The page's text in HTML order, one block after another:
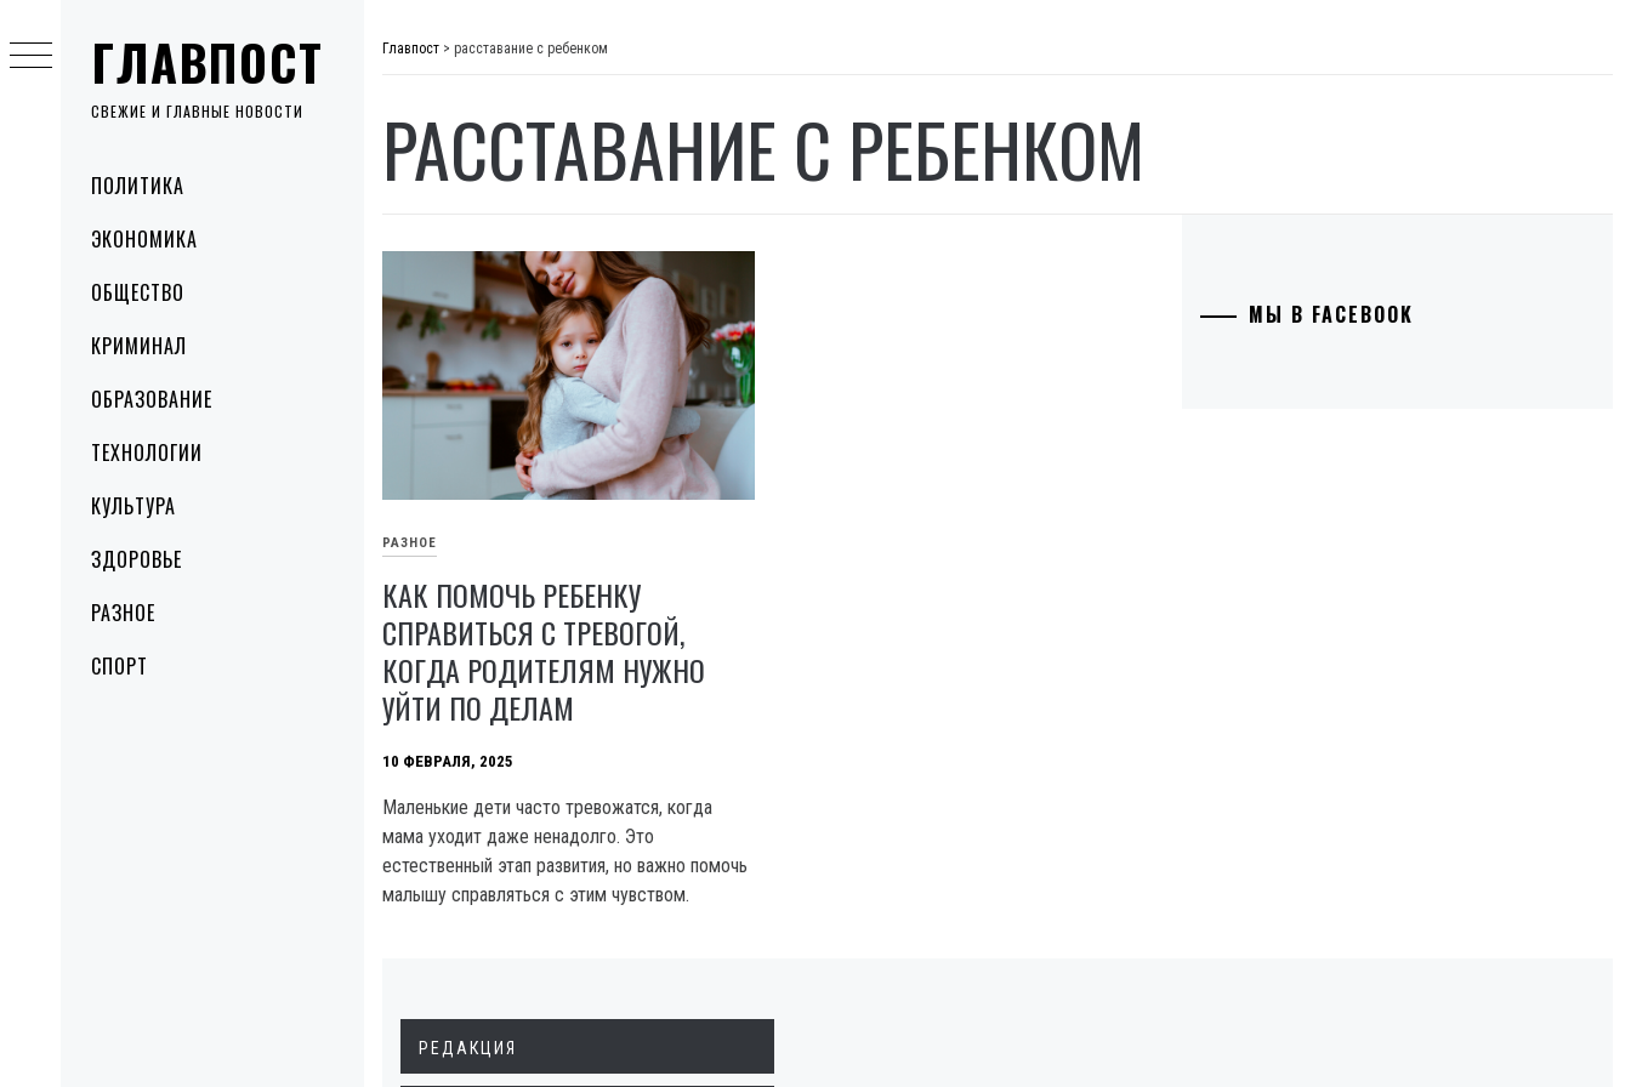
ГЛАВПОСТ
СВЕЖИЕ И ГЛАВНЫЕ НОВОСТИ
MenuПОЛИТИКА
ЭКОНОМИКА
ОБЩЕСТВО
КРИМИНАЛ
ОБРАЗОВАНИЕ
ТЕХНОЛОГИИ
КУЛЬТУРА
ЗДОРОВЬЕ
РАЗНОЕ
СПОРТ
to
content
Главпост > расставание с ребенком
РАССТАВАНИЕ С РЕБЕНКОМ
РАЗНОЕ
КАК ПОМОЧЬ РЕБЕНКУ
СПРАВИТЬСЯ С ТРЕВОГОЙ,
КОГДА РОДИТЕЛЯМ НУЖНО
УЙТИ ПО ДЕЛАМ
10 ФЕВРАЛЯ, 2025
Маленькие дети часто тревожатся, когда
мама уходит даже ненадолго. Это
естественный этап развития, но важно помочь
малышу справляться с этим чувством.
МЫ В FACEBOOK
РЕДАКЦИЯ